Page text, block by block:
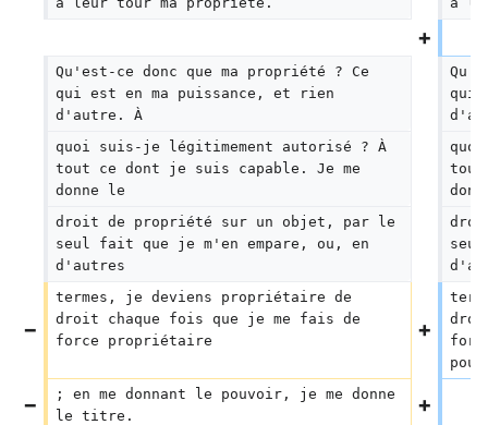
Qu'est-ce donc que ma propriété ? Ce
qui est en ma puissance, et rien
d'autre. À
qui
quoi suis-je légitimement autorisé ? À
tout ce dont je suis capable. Je me
donne le
tout
droit de propriété sur un objet, par le
seul fait que je m'en empare, ou, en
d'autres
termes, je deviens propriétaire de
droit chaque fois que je me fais de
force propriétaire
; en me donnant le pouvoir, je me donne
le titre.